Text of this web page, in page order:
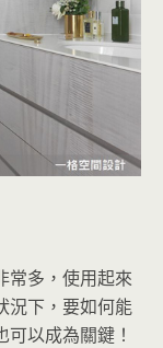
常多，使用起來
況下，要如何能
以成為關鍵！